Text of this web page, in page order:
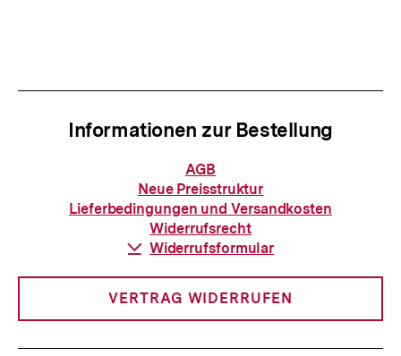
Informationen zur Bestellung
Informationen
zur
Bestellung
AGB
Neue Preisstruktur
Lieferbedingungen und Versandkosten
Widerrufsrecht
Download-
Widerrufsformular
VERTRAG WIDERRUFEN